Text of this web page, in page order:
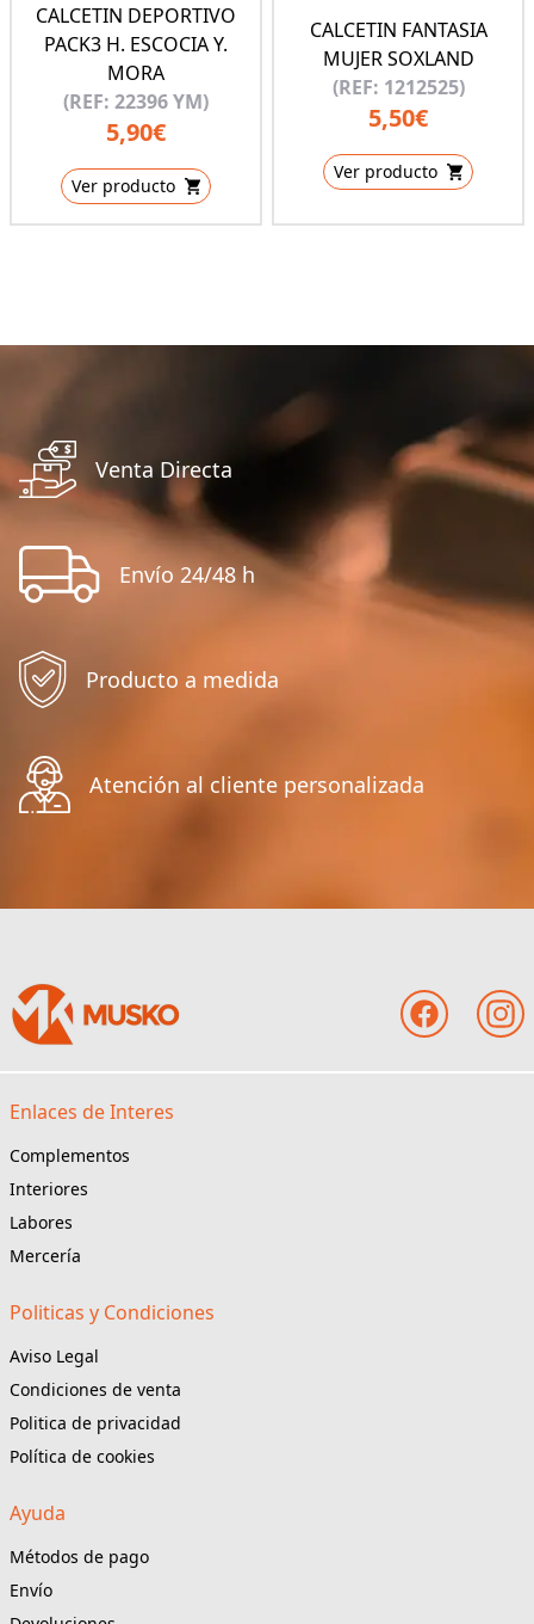
CALCETIN DEPORTIVO
PACK3 H. ESCOCIA Y.
MORA
(REF: 22396 YM)
5,90€
Ver producto
CALCETIN FANTASIA
MUJER SOXLAND
(REF: 1212525)
5,50€
Ver producto
Venta Directa
Envío 24/48 h
Producto a medida
Atención al cliente personalizada
Enlaces de Interes
Complementos
Interiores
Labores
Mercería
Politicas y Condiciones
Aviso Legal
Condiciones de venta
Politica de privacidad
Política de cookies
Ayuda
Métodos de pago
Envío